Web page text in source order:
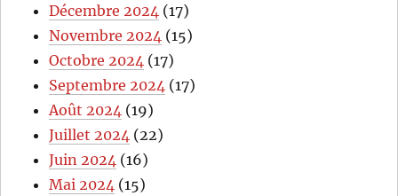
Décembre 2024 (17)
Novembre 2024 (15)
Octobre 2024 (17)
Septembre 2024 (17)
Août 2024 (19)
Juillet 2024 (22)
Juin 2024 (16)
Mai 2024 (15)